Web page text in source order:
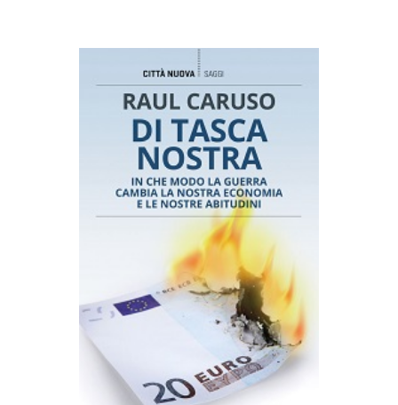
AGGIUNGI AL CARRELLO